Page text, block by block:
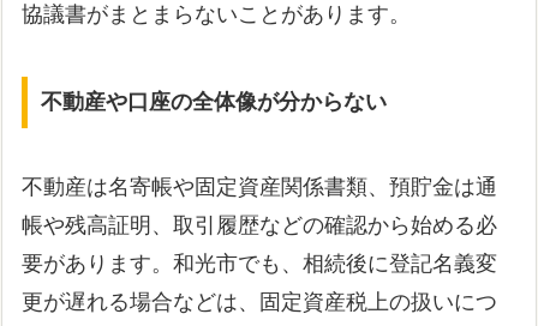
協議書がまとまらないことがあります。
不動産や口座の全体像が分からない
不動産は名寄帳や固定資産関係書類、預貯金は通
帳や残高証明、取引履歴などの確認から始める必
要があります。和光市でも、相続後に登記名義変
更が遅れる場合などは、固定資産税上の扱いにつ